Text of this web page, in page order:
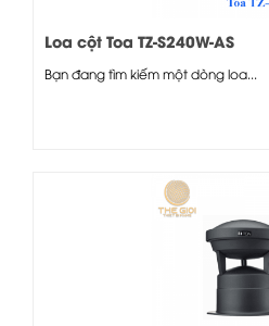
Loa cột Toa TZ-S240W-AS
Bạn đang tìm kiếm một dòng loa...